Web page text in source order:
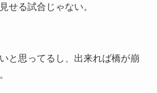
せる試合じゃない。
と思ってるし、出来れば橋が崩